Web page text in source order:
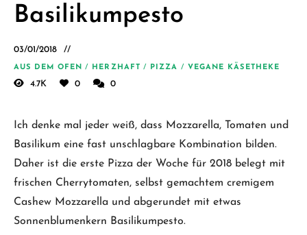
Basilikumpesto
03/01/2018
AUS DEM OFEN / HERZHAFT / PIZZA / VEGANE KÄSETHEKE
4.7K 0 0
Ich denke mal jeder weiß, dass Mozzarella, Tomaten und
Basilikum eine fast unschlagbare Kombination bilden.
Daher ist die erste Pizza der Woche für 2018 belegt mit
frischen Cherrytomaten, selbst gemachtem cremigem
Cashew Mozzarella und abgerundet mit etwas
Sonnenblumenkern Basilikumpesto.